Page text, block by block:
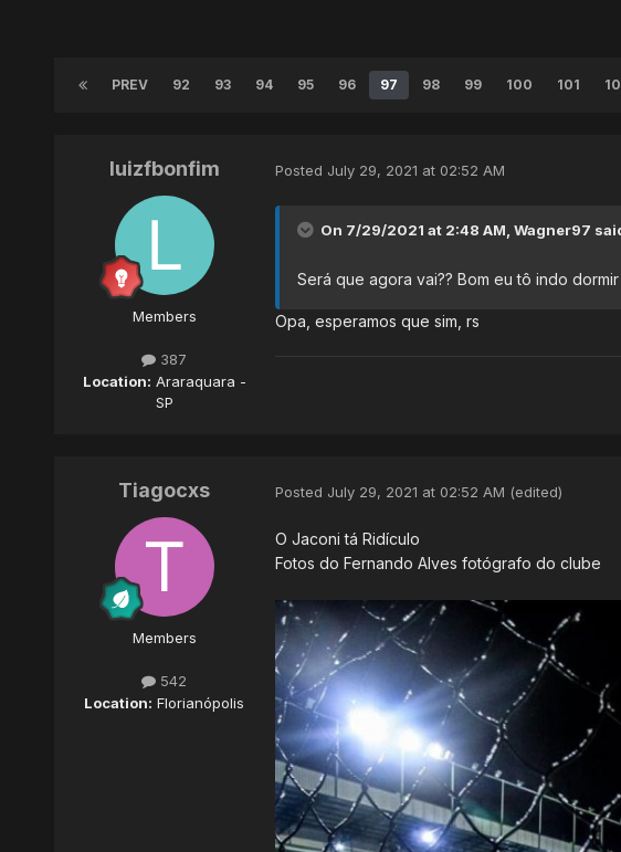
PREV 92 93 94 95 96 97 98 99 100 101
luizfbonfim
Members
387
Location: Araraquara -
SP
Posted July 29, 2021 at 02:52 AM
On 7/29/2021 at 2:48 AM, Wagner97
Será que agora vai?? Bom eu tô indo
Opa, esperamos que sim, rs
Tiagocxs
Members
542
Location: Florianópolis
Posted July 29, 2021 at 02:52 AM (edited)
O Jaconi tá Ridículo
Fotos do Fernando Alves fotógrafo do clube